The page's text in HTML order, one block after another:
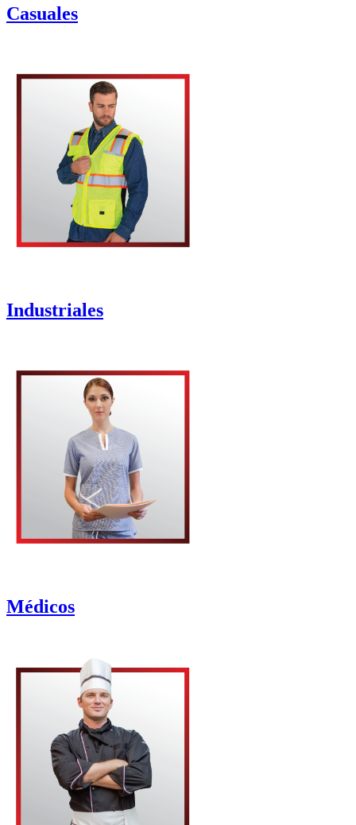
Casuales
Industriales
Médicos